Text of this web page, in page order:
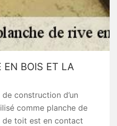
EN BOIS ET LA
construction d’un
comme planche de
de toit est en contact